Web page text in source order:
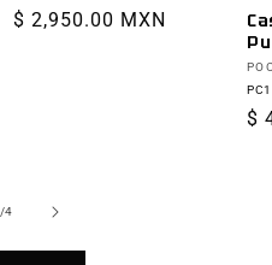
Precio
$ 2,950.00 MXN
$
/de
4